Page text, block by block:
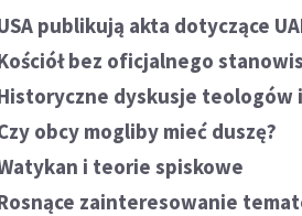
publikują akta dotyczące
bez oficjalnego
dyskusje teologów
obcy mogliby mieć duszę?
i teorie spiskowe
zainteresowanie